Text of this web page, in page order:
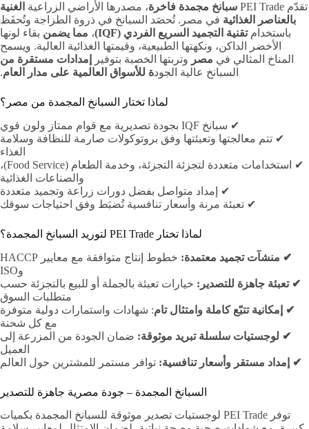
تقدّم PEI Trade
سبانخ مجمدة فاخرة، مصدرها الأراضي الزراعية الغنية
بالعناصر الغذائية في مصر .تُحصَد السبانخ في ذروة الطزاجة وتُحفَظ
باستخدام تقنية التجميد السريع الفردي (IQF) ، مما يضمن بقاء لونها
الأخضر الداكن، ونكهتها الطبيعية، وقيمتها الغذائية العالية. ويسمح
المناخ المثالي في مصر وتربتها الخصبة بتوفير
إمدادات مستقرة من
السبانخ عالية الجودة للأسواق العالمية على مدار العام.
لماذا تختار السبانخ المجمدة من مصر؟
✔ سبانخ IQF بجودة تصديرية مع قوام ممتاز ولون قوي
✔ تتم معالجتها وتعبئتها وفق بروتوكولات صارمة للنظافة وسلامة
الغذاء
✔ استخدامات متعددة لتجزئة التجزئة، وخدمة الطعام (Food Service)،
والصناعات الغذائية
✔ إمداد متواصل بفضل دورات زراعة وتجميد متعددة
✔ تعبئة مرنة وأسعار تنافسية تُضبَط وفق احتياجات سوقك
لماذا تختار PEI Trade لتوريد السبانخ المجمدة؟
✔ منشآت تجميد معتمدة:
خطوط إنتاج متوافقة مع معايير HACCP
وISO
✔ تعبئة جاهزة للتصدير: خيارات تعبئة بالجملة أو للبيع بالتجزئة حسب
متطلبات السوق
✔ إمكانية تتبّع كاملة وامتثال تام: شهادات واستمارات دولية متوفرة
مع كل شحنة
✔ لوجستيات سلسلة تبريد موثوقة: ضمان الجودة من المزرعة إلى
العميل
✔ إمداد مستقر وأسعار تنافسية: توافر مستمر للمشترين حول العالم
السبانخ المجمدة – جودة مصرية جاهزة للتصدير
توفر PEI Trade لوجستيات تصدير موثوقة للسبانخ المجمدة بكميات